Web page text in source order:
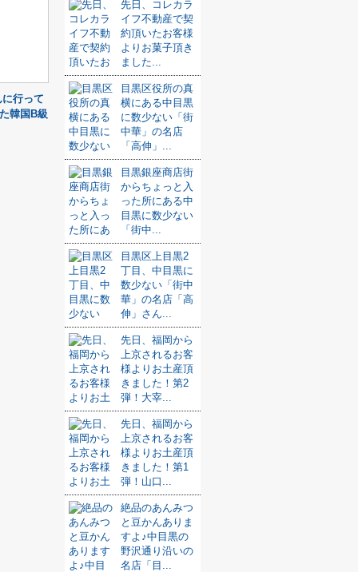
行って
韓国B級
先日、コレカラ
イフ不動産で契
約頂いたお客様
よりお菓子頂き
ました...
目黒区役所の真
横にある中目黒
に数少ない「街
中華」の名店
「高伸」...
目黒銀座商店街
からちょっと入
った所にある中
目黒に数少ない
「街中...
目黒区上目黒2
丁目、中目黒に
数少ない「街中
華」の名店「高
伸」さん...
先日、福岡から
上京されるお客
様よりお土産頂
きました！第2
弾！大宰...
先日、福岡から
上京されるお客
様よりお土産頂
きました！第1
弾！山口...
絶品のあんみつ
と豆かんありま
すよ♪中目黒の
野沢通り沿いの
名店「目...